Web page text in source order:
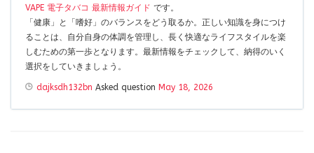
VAPE 電子タバコ 最新情報ガイド です。
「健康」と「嗜好」のバランスをどう取るか。正しい知識を身につけ
ることは、自分自身の体調を管理し、長く快適なライフスタイルを楽
しむための第一歩となります。最新情報をチェックして、納得のいく
選択をしていきましょう。
dajksdh132bn Asked question May 18, 2026